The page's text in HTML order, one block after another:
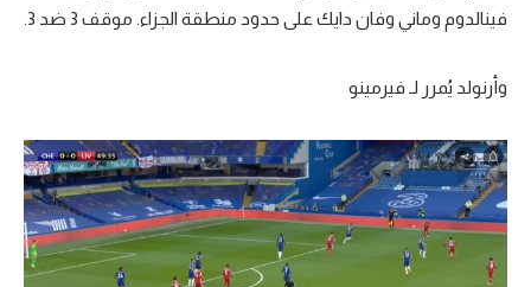
فينالدوم وماني وفان دايك على حدود منطقة الجزاء. موقف 3 ضد 3.
وأرنولد يُمرر لـ فيرمينو